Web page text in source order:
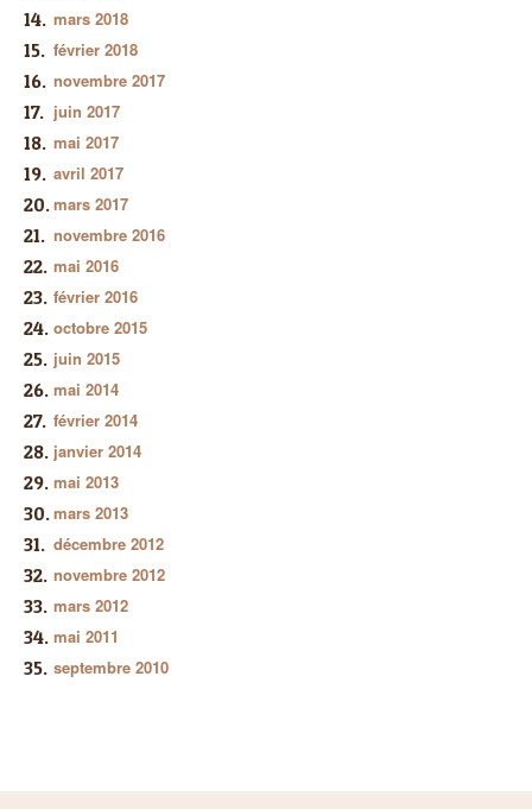
mars 2018
février 2018
novembre 2017
juin 2017
mai 2017
avril 2017
mars 2017
novembre 2016
mai 2016
février 2016
octobre 2015
juin 2015
mai 2014
février 2014
janvier 2014
mai 2013
mars 2013
décembre 2012
novembre 2012
mars 2012
mai 2011
septembre 2010